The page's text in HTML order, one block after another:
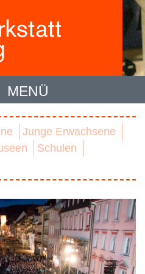
MENÜ
Junge Erwachsene
Schulen